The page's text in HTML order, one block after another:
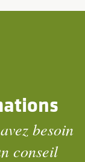
besoin
conseil